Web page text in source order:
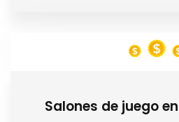
Salones de juego